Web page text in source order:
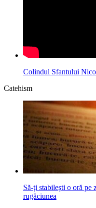
Colindul Sfantului
Catehism
Să-ţi stabileşti o oră pe
rugăciunea